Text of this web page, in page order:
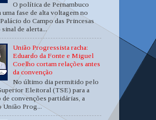
O política de Pernambuco
uma fase de alta voltagem no
do Campo das Princesas
sinal de alerta...
União Progressista racha:
Eduardo da Fonte e Miguel
Coelho cortam relações antes
da convenção
No último dia permitido pelo
Eleitoral (TSE) para a
de convenções partidárias, a
União Prog...